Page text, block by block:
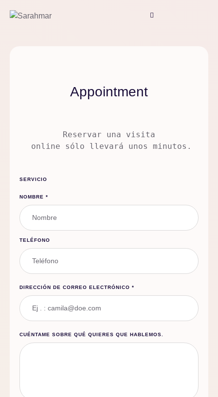
Appointment
Reservar una visita
online sólo llevará unos minutos.
SERVICIO
NOMBRE *
TELÉFONO
DIRECCIÓN DE CORREO ELECTRÓNICO *
CUÉNTAME SOBRE QUÉ QUIERES QUE HABLEMOS.